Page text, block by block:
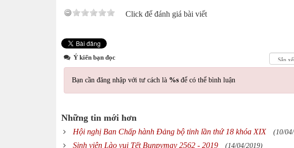
Click để đánh giá bài viết
Ý kiến bạn đọc
Bạn cần đăng nhập với tư cách là %s để có thể bình luận
Những tin mới hơn
Hội nghị Ban Chấp hành Đảng bộ tỉnh lần thứ 18 khóa XIX (10/
Sinh viên Lào vui Tết Bunpymay 2562 - 2019 (14/04/2019)